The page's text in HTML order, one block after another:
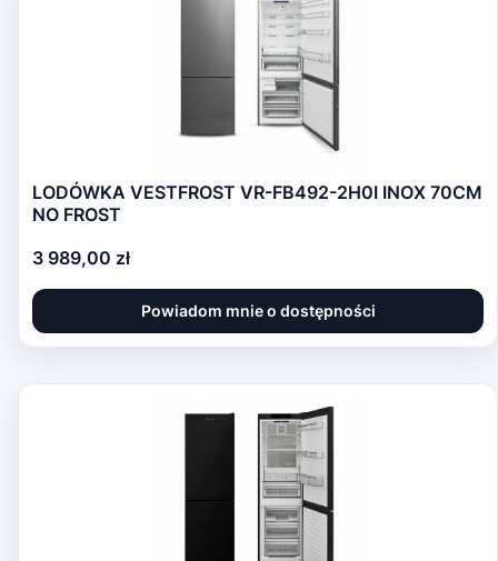
LODÓWKA VESTFROST VR-FB492-2H0I INOX 70CM
NO FROST
Cena
3 989,00 zł
Powiadom mnie o dostępności